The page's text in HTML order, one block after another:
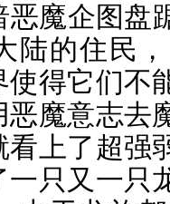
恶魔企图盘
陆的住民
得它们不
魔意志去
上了超强
一只又一只